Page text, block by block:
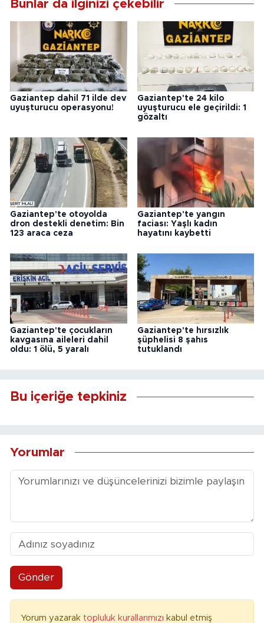
Bunlar da ilginizi çekebilir
Gaziantep dahil 71 ilde dev
uyuşturucu operasyonu!
Gaziantep'te 24 kilo
uyuşturucu ele geçirildi: 1
gözaltı
Gaziantep'te otoyolda
dron destekli denetim: Bin
123 araca ceza
Gaziantep'te yangın
faciası: Yaşlı kadın
hayatını kaybetti
Gaziantep'te çocukların
kavgasına aileleri dahil
oldu: 1 ölü, 5 yaralı
Gaziantep'te hırsızlık
şüphelisi 8 şahıs
tutuklandı
Bu içeriğe tepkiniz
Yorumlar
Gönder
Yorum yazarak topluluk kurallarımızı kabul etmiş